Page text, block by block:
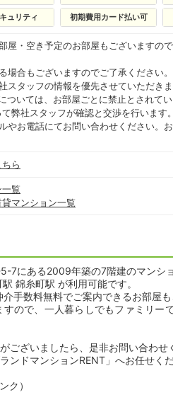
ュリティ 初期費用カード払い可
屋・空き予定のお部屋もございますの
合もございますのでご了承ください。
タッフの情報を優先させていただきま
ついては、お部屋ごとに禁止とされて
弊社スタッフが確認と交渉を行います。
やお電話にてお問い合わせください。
ら
一覧
マンション一覧
7にある2009年築の7階建のマンショ
錦糸町駅 が利用可能です。
手数料無料でご案内できるお部屋も
ので、一人暮らしでもファミリー
ざいましたら、是非お問い合わせ
ドマンションRENT」へお任せくだ
ク）